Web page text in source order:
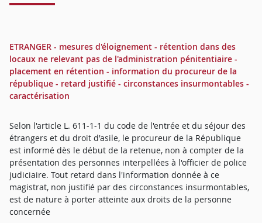
ETRANGER - mesures d'éloignement - rétention dans des
locaux ne relevant pas de l'administration pénitentiaire -
placement en rétention - information du procureur de la
république - retard justifié - circonstances insurmontables -
caractérisation
Selon l'article L. 611-1-1 du code de l'entrée et du séjour des
étrangers et du droit d'asile, le procureur de la République
est informé dès le début de la retenue, non à compter de la
présentation des personnes interpellées à l'officier de police
judiciaire. Tout retard dans l'information donnée à ce
magistrat, non justifié par des circonstances insurmontables,
est de nature à porter atteinte aux droits de la personne
concernée